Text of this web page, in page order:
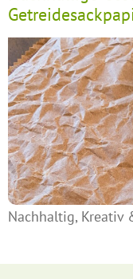
Nachhaltig, Kreativ